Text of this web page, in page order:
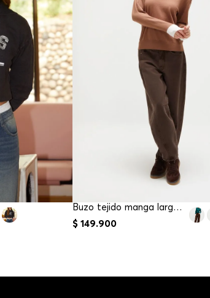
Buzo tejido manga larga para mujer
$ 149.900